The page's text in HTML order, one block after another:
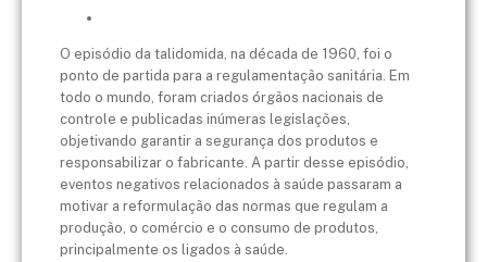
O episódio da talidomida, na década de 1960, foi o
ponto de partida para a regulamentação sanitária. Em
todo o mundo, foram criados órgãos nacionais de
controle e publicadas inúmeras legislações,
objetivando garantir a segurança dos produtos e
responsabilizar o fabricante. A partir desse episódio,
eventos negativos relacionados à saúde passaram a
motivar a reformulação das normas que regulam a
produção, o comércio e o consumo de produtos,
principalmente os ligados à saúde.